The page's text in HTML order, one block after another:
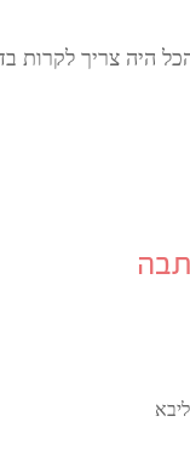
היה צריך לקרות